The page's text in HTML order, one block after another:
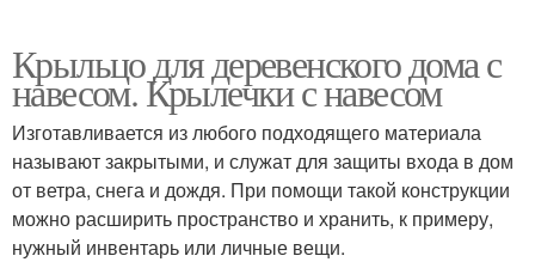
Крыльцо для деревенского дома с
навесом. Крылечки с навесом
Изготавливается из любого подходящего материала
называют закрытыми, и служат для защиты входа в дом
от ветра, снега и дождя. При помощи такой конструкции
можно расширить пространство и хранить, к примеру,
нужный инвентарь или личные вещи.